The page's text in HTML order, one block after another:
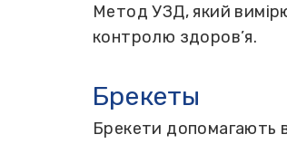
Метод УЗД, який
контролю здоров’я.
Брекеты
Брекети допомагають